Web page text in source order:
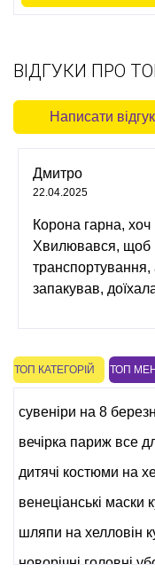
ВІДГУКИ ПРО
Написати відгук
Дмитро
22.04.2025
Корона гарна,
Хвилювався, щоб
запакував,
ТОП КАТЕГОРІЙ ТОП
сувеніри на 8
вечірка париж все
дитячі костюми на
венеціанські маски
шляпи на хелловін
новорічні головні